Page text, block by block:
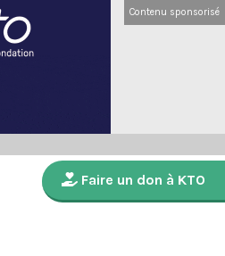
Contenu sponsorisé
Faire un don à KTO